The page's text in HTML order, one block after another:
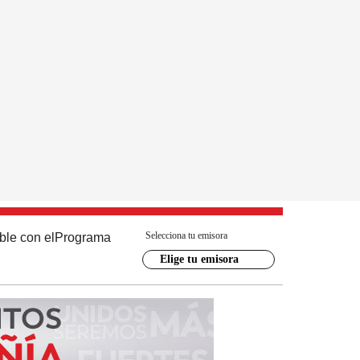
con el Programa Selecciona tu emisora
Elige tu emisora